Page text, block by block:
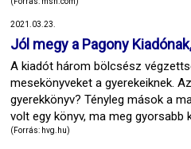
2021.03.23.
Jól megy a Pagony
A kiadót három bölcsész
mesekönyveket a gyerekeiknek.
gyerekkönyv? Tényleg mások a
volt egy könyv, ma meg gyorsabb
(Forrás: hvg.hu)